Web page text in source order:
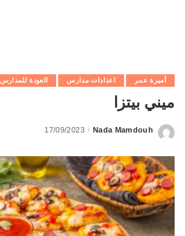
أميرة عمر اعدادات مدارس العودة للمدارس
ميني بيتزا
Posted
Nada Mamdouh
17/09/2023